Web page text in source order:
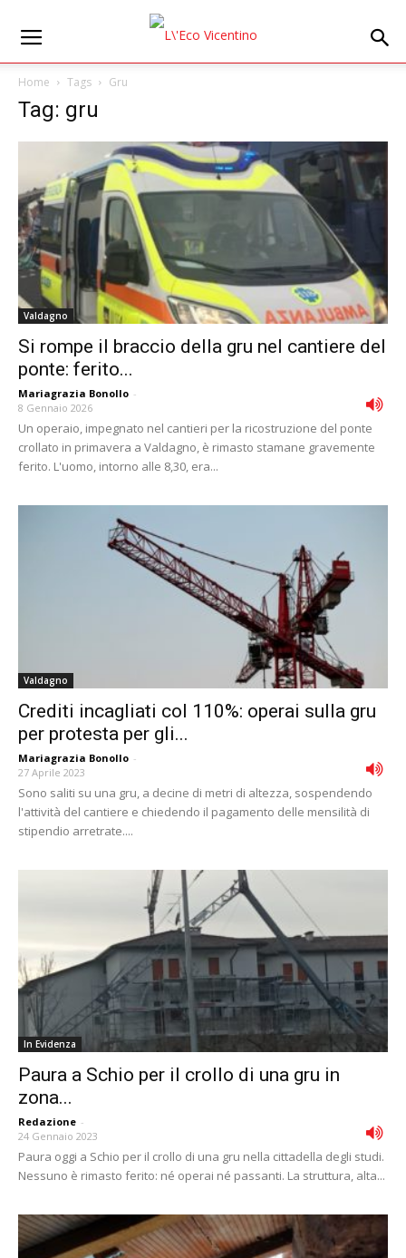
Home Tags Gru
Tag: gru
Valdagno
Si rompe il braccio della gru nel cantiere del
ponte: ferito...
Mariagrazia Bonollo -
8 Gennaio 2026
Un operaio, impegnato nel cantieri per la ricostruzione del ponte
crollato in primavera a Valdagno, è rimasto stamane gravemente
ferito. L'uomo, intorno alle 8,30, era...
Valdagno
Crediti incagliati col 110%: operai sulla gru
per protesta per gli...
Mariagrazia Bonollo -
27 Aprile 2023
Sono saliti su una gru, a decine di metri di altezza, sospendendo
l'attività del cantiere e chiedendo il pagamento delle mensilità di
stipendio arretrate....
In Evidenza
Paura a Schio per il crollo di una gru in
zona...
Redazione -
24 Gennaio 2023
Paura oggi a Schio per il crollo di una gru nella cittadella degli studi.
Nessuno è rimasto ferito: né operai né passanti. La struttura, alta...